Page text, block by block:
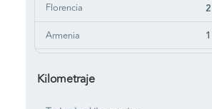
Florencia 2
Armenia 1
Kilometraje